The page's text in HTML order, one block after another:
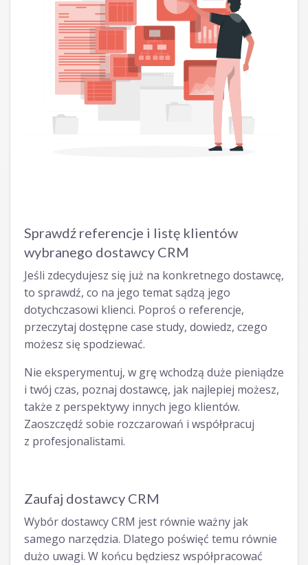
Sprawdź referencje i listę klientów
wybranego dostawcy CRM
Jeśli zdecydujesz się już na konkretnego dostawcę,
to sprawdź, co na jego temat sądzą jego
dotychczasowi klienci. Poproś o referencje,
przeczytaj dostępne case study, dowiedz, czego
możesz się spodziewać.
Nie eksperymentuj, w grę wchodzą duże pieniądze
i twój czas, poznaj dostawcę, jak najlepiej możesz,
także z perspektywy innych jego klientów.
Zaoszczędź sobie rozczarowań i współpracuj
z profesjonalistami.
Zaufaj dostawcy CRM
Wybór dostawcy CRM jest równie ważny jak
samego narzędzia. Dlatego poświęć temu równie
dużo uwagi. W końcu będziesz współpracować